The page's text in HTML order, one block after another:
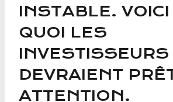
INSTABLE. VOICI
QUOI LES
INVESTISSEURS
DEVRAIENT
ATTENTION.